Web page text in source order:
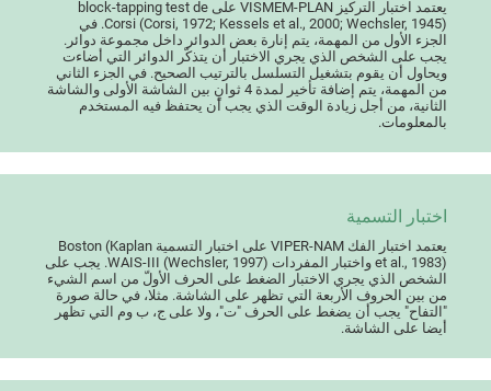
يعتمد اختبار التركيز VISMEM-PLAN على block-tapping test de
Corsi (Corsi, 1972; Kessels et al., 2000; Wechsler, 1945). في
الجزء الأول من المهمة، يتم إنارة بعض الدوائر داخل مجموعة دوائر.
يجب على الشخص الذي يجري الاختبار أن يتذكّر الدوائر التي أضاءت
ويحاول أن يقوم بتشغيل التسلسل بالترتيب الصحيح. في الجزء الثاني
من المهمة، يتم إضافة تأخير لمدة 4 ثوانٍ بين الشاشة الأولى والشاشة
الثانية، من أجل زيادة الوقت الذي يجب أن يحتفظ فيه المستخدم
بالمعلومات.
اختبار التسمية
يعتمد اختبار الفك VIPER-NAM على اختبار التسمية Boston (Kaplan
et al., 1983) واختبار المفردات WAIS-III (Wechsler, 1997). يجب على
الشخص الذي يجري الاختبار الضغط على الحرف الأولّ من اسم الشيء
من بين الحروف الأربعة التي تظهر على الشاشة. مثلا، في حالة صورة
"التفاح" يجب أن يضغط على الحرف "ت"، ولا على ج، ب وم التي تظهر
أيضا على الشاشة.